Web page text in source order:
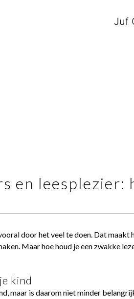
Juf
en
door het veel te doen. Dat
Maar hoe houd je een zwakke
kind
maar is daarom niet minder